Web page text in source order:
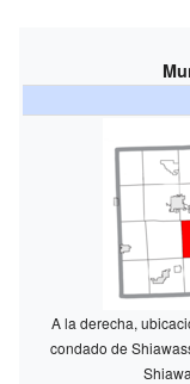
A la derecha,
condado de